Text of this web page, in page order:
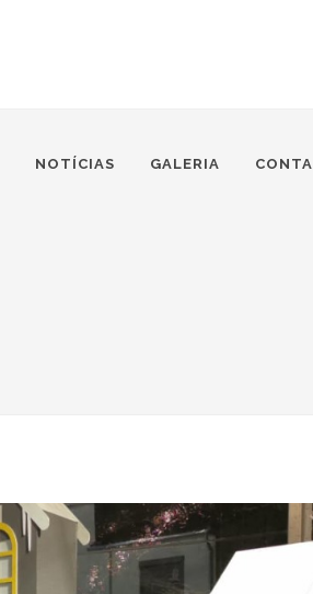
NOTÍCIAS GALERIA